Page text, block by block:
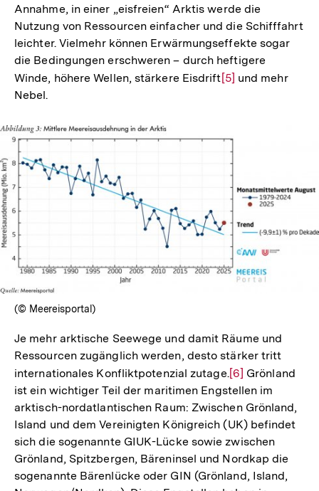
Annahme, in einer „eisfreien“ Arktis werde die
Nutzung von Ressourcen einfacher und die Schifffahrt
leichter. Vielmehr können Erwärmungseffekte sogar
die Bedingungen erschweren – durch heftigere
Winde, höhere Wellen, stärkere Eisdrift Zur
[5] und mehr
Nebel.
In
Lightbox
öffnen
(© Meereisportal)
Je mehr arktische Seewege und damit Räume und
Ressourcen zugänglich werden, desto stärker tritt
internationales Konfliktpotenzial zutage.Zur
Auflösung
der
Fußnote
[6] Grönland
ist ein wichtiger Teil der maritimen Engstellen im
arktisch-nordatlantischen Raum: Zwischen Grönland,
Island und dem Vereinigten Königreich (UK) befindet
sich die sogenannte GIUK-Lücke sowie zwischen
Grönland, Spitzbergen, Bäreninsel und Nordkap die
sogenannte Bärenlücke oder GIN (Grönland, Island,